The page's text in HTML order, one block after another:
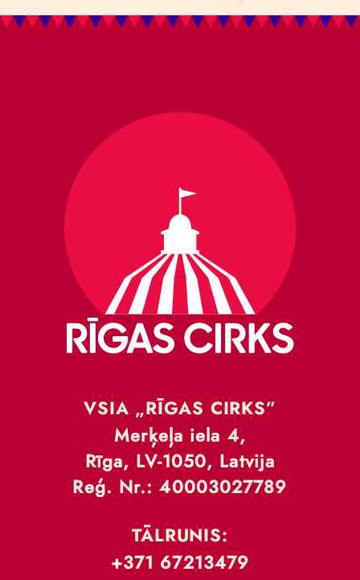
VSIA „RĪGAS CIRKS”
Merķeļa iela 4,
Rīga, LV-1050, Latvija
Reģ. Nr.: 40003027789
TĀLRUNIS:
+371 67213479